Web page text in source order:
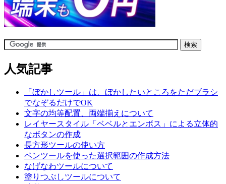
人気記事
「ぼかしツール」は、ぼかしたいところをただブラシ
でなぞるだけでOK
文字の均等配置、両端揃えについて
レイヤースタイル「ベベルとエンボス」による立体的
なボタンの作成
長方形ツールの使い方
ペンツールを使った選択範囲の作成方法
なげなわツールについて
塗りつぶしツールについて